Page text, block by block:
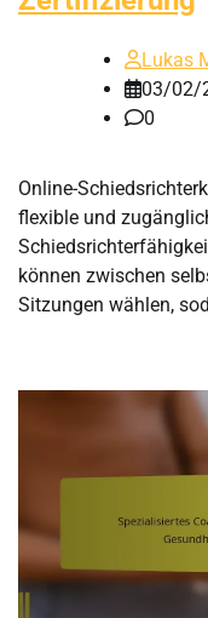
Lukas
03/02/
0
Online-
flexible und
können zwischen
Sitzungen wählen,